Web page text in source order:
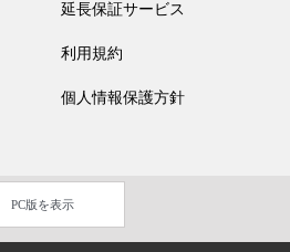
延長保証サービス
利用規約
個人情報保護方針
PC版を表示